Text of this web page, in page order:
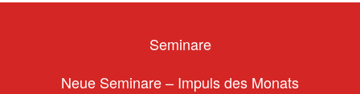
Seminare
Neue Seminare – Impuls des Monats